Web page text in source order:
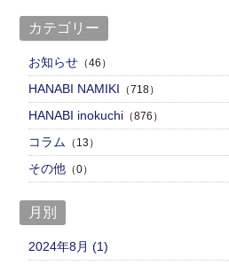
カテゴリー
お知らせ （46）
HANABI NAMIKI （718）
HANABI inokuchi （876）
コラム （13）
その他 （0）
月別
2024年8月 (1)